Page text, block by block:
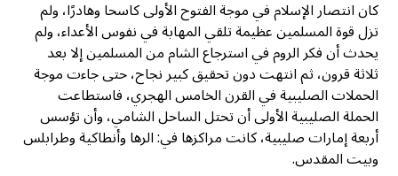
كان انتصار الإسلام في موجة الفتوح الأولى كاسحا وهادرًا، ولم
تزل قوة المسلمين عظيمة تلقي المهابة في نفوس الأعداء، ولم
يحدث أن فكر الروم في استرجاع الشام من المسلمين إلا بعد
ثلاثة قرون، ثم انتهت دون تحقيق كبير نجاح، حتى جاءت موجة
الحملات الصليبية في القرن الخامس الهجري، فاستطاعت
الحملة الصليبية الأولى أن تحتل الساحل الشامي، وأن تؤسس
أربعة إمارات صليبية، كانت مراكزها في: الرها وأنطاكية وطرابلس
وبيت المقدس.